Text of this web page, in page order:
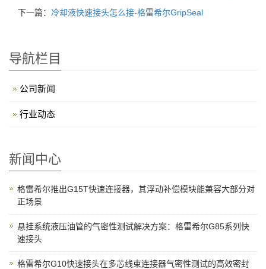
下一篇： 冷却液快速接头怎么接-格雷希尔GripSeal
导航栏目
公司新闻
行业动态
新闻中心
格雷希尔推出G15T快速连接器，其浮动补偿模块能兼容大部分对
正场景
悬挂系统液压油管的气密性测试解决方案：格雷希尔G85系列快
速接头
格雷希尔G10快速接头在多芯线束连接器气密性测试的高效密封